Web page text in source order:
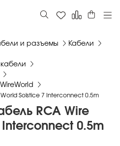
и разъемы
Кабели
Solstice 7 Interconnect 0.5m
RCA Wire
0.5m